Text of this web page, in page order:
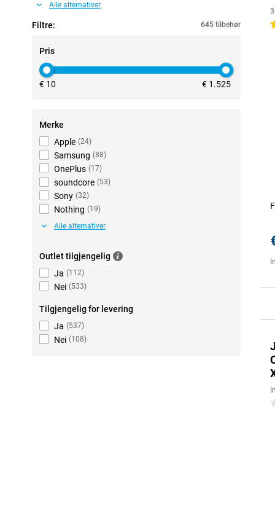
Alle alternativer
Filtre: 645 tilbehør
Pris
€ 10 € 1.525
Merke
Apple (24)
Samsung (88)
OnePlus (17)
soundcore (53)
Sony (32)
Nothing (19)
Alle alternativer
Outlet tilgjengelig
Ja (112)
Nei (533)
Tilgjengelig for levering
Ja (537)
Nei (108)